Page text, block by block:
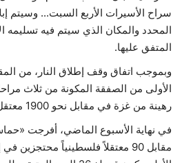
سراح الأسيرات الأربع السبت... وسيتم
المحدد والمكان الذي سيتم فيه تسليمه
المتفق عليها.
وبموجب اتفاق وقف إطلاق النار، من
رهينة من غزة في مقابل نحو 1900 معتقل فلسطيني.
في نهاية الأسبوع الماضي، أفرجت
مقابل 90 معتقلاً فلسطينياً